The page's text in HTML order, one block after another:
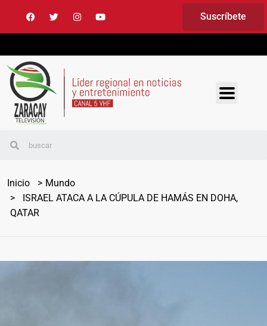
Suscríbete
Inicio
Mundo
ISRAEL ATACA A LA CÚPULA DE HAMÁS EN DOHA,
QATAR